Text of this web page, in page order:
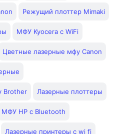
Режущий плоттер Mimaki
МФУ Kyocera с WiFi
Цветные лазерные мфу Canon
Brother Лазерные плоттеры
МФУ HP с Bluetooth
Лазерные принтеры с wi fi